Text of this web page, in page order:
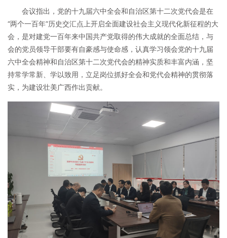
会议指出，党的十九届六中全会和自治区第十二次党代会是在
“两个一百年”历史交汇点上开启全面建设社会主义现代化新征程的大
会，是对建党一百年来中国共产党取得的伟大成就的全面总结，与
会的党员领导干部要有自豪感与使命感，认真学习领会党的十九届
六中全会精神和自治区第十二次党代会的精神实质和丰富内涵，坚
持常学常新、学以致用，立足岗位抓好全会和党代会精神的贯彻落
实，为建设壮美广西作出贡献。